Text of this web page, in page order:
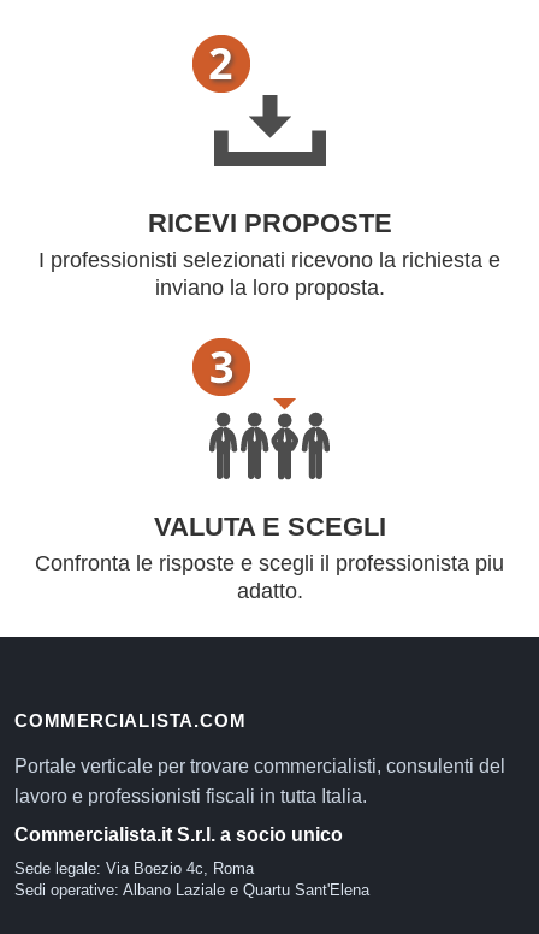
RICEVI PROPOSTE
I professionisti selezionati ricevono la richiesta e
inviano la loro proposta.
VALUTA E SCEGLI
Confronta le risposte e scegli il professionista piu
adatto.
COMMERCIALISTA.COM
Portale verticale per trovare commercialisti, consulenti del
lavoro e professionisti fiscali in tutta Italia.
Commercialista.it S.r.l. a socio unico
Sede legale: Via Boezio 4c, Roma
Sedi operative: Albano Laziale e Quartu Sant'Elena